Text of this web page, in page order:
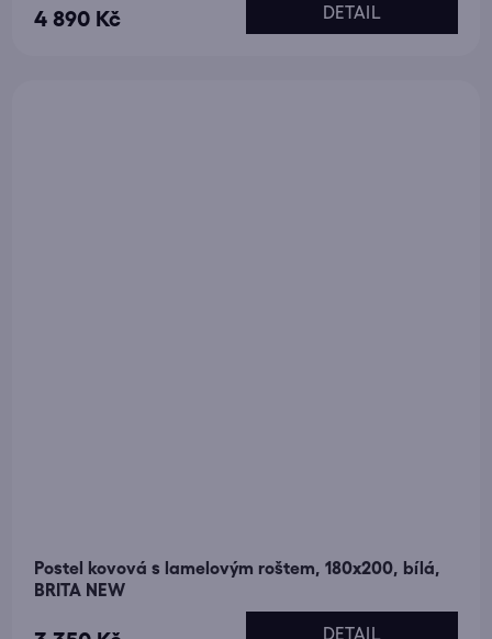
4 890 Kč DETAIL
Postel kovová s lamelovým roštem, 180x200, bílá,
BRITA NEW
DETAIL